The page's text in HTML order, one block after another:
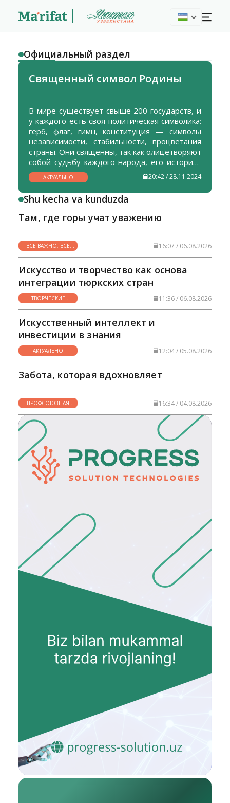
Oфициальный раздел
Священный символ Родины
В мире существует свыше 200 государств, и
у каждого есть своя политическая символика:
герб, флаг, гимн, конституция — символы
независимости, стабильности, процветания
страны. Они священны, так как олицетворяют
собой судьбу каждого народа, его историю,
культуру, суверенитет.
АКТУАЛЬНО 20:42 / 28.11.2024
Shu kecha va kunduzda
Там, где горы учат уважению
ВСЕ ВАЖНО, ВСЕ
НУЖНО
16:07 / 06.08.2026
Искусство и творчество как основа
интеграции тюркских стран
ТВОРЧЕСКИЕ
ГОРИЗОНТЫ
11:36 / 06.08.2026
Искусственный интеллект и
инвестиции в знания
АКТУАЛЬНО 12:04 / 05.08.2026
Забота, которая вдохновляет
ПРОФСОЮЗНАЯ
ЖИЗНЬ
16:34 / 04.08.2026